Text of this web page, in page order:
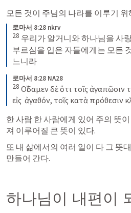
모든 것이 주님의 나라를 이루기 위
로마서 8:28 nkrv
28 우리가 알거니와 하나님을 사
부르심을 입은 자들에게는 모든
느니라
로마서 8:28 NA28
28 Οἴδαμεν δὲ ὅτι τοῖς ἀγαπῶσιν
εἰς ἀγαθόν, τοῖς κατὰ πρόθεσιν
한 사람 한 사람에게 있어 주의 뜻
져 이루어질 큰 뜻이 있다.
또 내 삶에서의 여러 일이 다 그 뜻
만들어 간다.
하나님이 내편이